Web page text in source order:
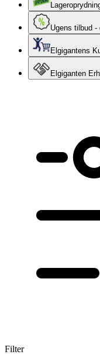
Ugens tilbud -
Elgigantens
Elgiganten
Filter